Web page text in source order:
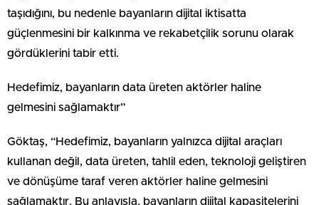
taşıdığını, bu nedenle bayanların dijital iktisatta
güçlenmesini bir kalkınma ve rekabetçilik sorunu olarak
gördüklerini tabir etti.
Hedefimiz, bayanların data üreten aktörler haline
gelmesini sağlamaktır”
Göktaş, “Hedefimiz, bayanların yalnızca dijital araçları
kullanan değil, data üreten, tahlil eden, teknoloji geliştiren
ve dönüşüme taraf veren aktörler haline gelmesini
sağlamaktır. Bu anlayışla, bayanların dijital kapasitelerini